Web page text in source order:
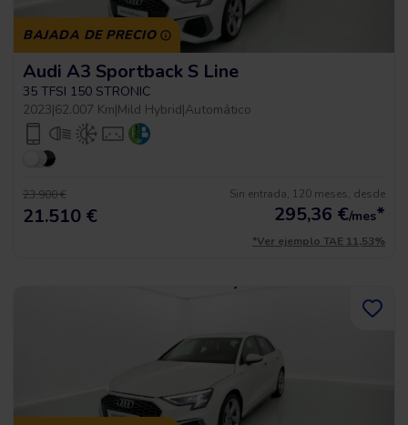
BAJADA DE PRECIO
Audi A3 Sportback S Line
35 TFSI 150 STRONIC
2023|62.007 Km|Mild Hybrid|Automático
23.900 €
21.510 €
Sin entrada, 120 meses, desde
295,36 €/mes*
*Ver ejemplo TAE 11,53%